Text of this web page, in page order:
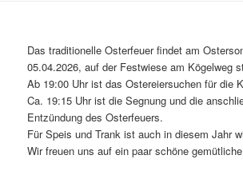
Das traditionelle Osterfeuer findet am
05.04.2026, auf der Festwiese am Kögelweg
Ab 19:00 Uhr ist das Ostereiersuchen für die
Ca. 19:15 Uhr ist die Segnung und die
Entzündung des Osterfeuers.
Für Speis und Trank ist auch in diesem Jahr
Wir freuen uns auf ein paar schöne